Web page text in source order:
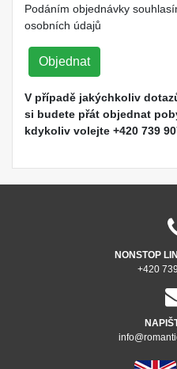
Podáním objednávky
osobních údajů
Objednat
V případě jakýchkoliv
si budete přát objednat
kdykoliv volejte +420 739
NONSTOP
+420